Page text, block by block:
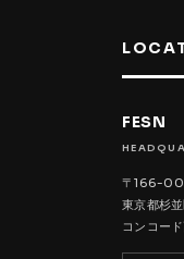
FESN
〒166-
東京都杉
コンコー